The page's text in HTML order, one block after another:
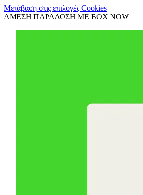
Μετάβαση στις επιλογές Cookies
ΑΜΕΣΗ ΠΑΡΑΔΟΣΗ ΜΕ BOX NOW